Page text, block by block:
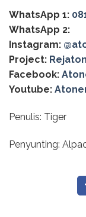
WhatsApp 1:
WhatsApp 2:
Instagram:
Project:
Facebook:
Youtube:
Penulis: Tiger
Penyunting: